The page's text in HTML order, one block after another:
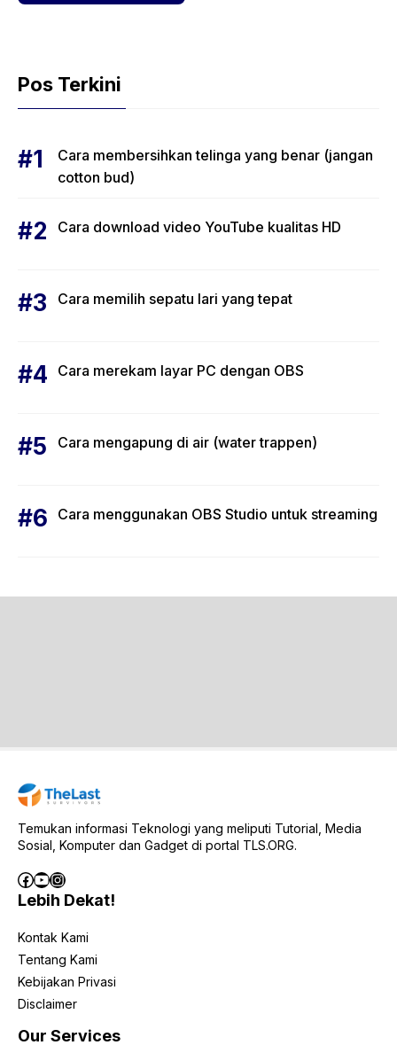
Pos Terkini
Cara membersihkan telinga yang benar (jangan
cotton bud)
Cara download video YouTube kualitas HD
Cara memilih sepatu lari yang tepat
Cara merekam layar PC dengan OBS
Cara mengapung di air (water trappen)
Cara menggunakan OBS Studio untuk streaming
Temukan informasi Teknologi yang meliputi Tutorial, Media
Sosial, Komputer dan Gadget di portal TLS.ORG.
Facebook
YouTube
Instagram
Lebih Dekat!
Kontak Kami
Tentang Kami
Kebijakan Privasi
Disclaimer
Our Services